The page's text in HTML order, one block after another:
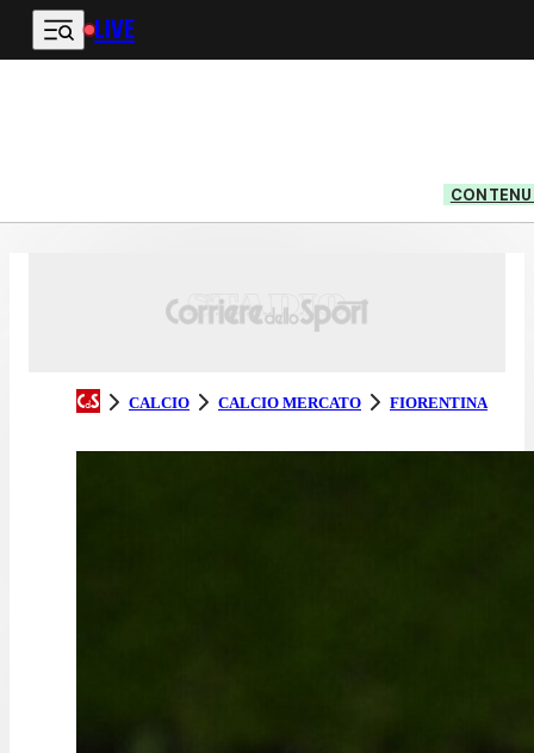
Vai al contenuto principale
LIVE
CALCIO CALCIO MERCATO FIORENTINA